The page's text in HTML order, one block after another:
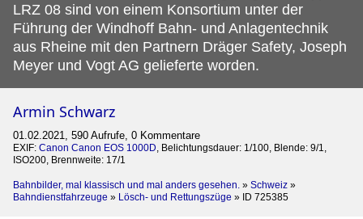
LRZ 08 sind von einem Konsortium unter der
Führung der Windhoff Bahn- und Anlagentechnik
aus Rheine mit den Partnern Dräger Safety, Joseph
Meyer und Vogt AG gelieferte worden.
Armin Schwarz
01.02.2021, 590 Aufrufe, 0 Kommentare
EXIF: Canon Canon EOS 1000D, Belichtungsdauer: 1/100, Blende: 9/1,
ISO200, Brennweite: 17/1
Bahnbilder, mal klassisch und mal anders gesehen. » Schweiz »
Bahndienstfahrzeuge » Lösch- und Rettungszüge » ID 725385